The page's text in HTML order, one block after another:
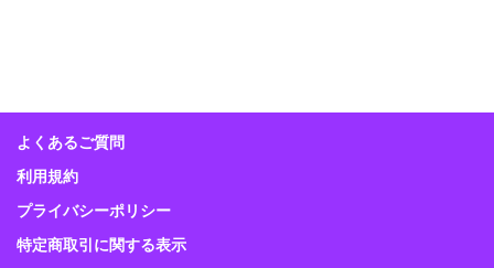
よくあるご質問
利用規約
プライバシーポリシー
特定商取引に関する表示